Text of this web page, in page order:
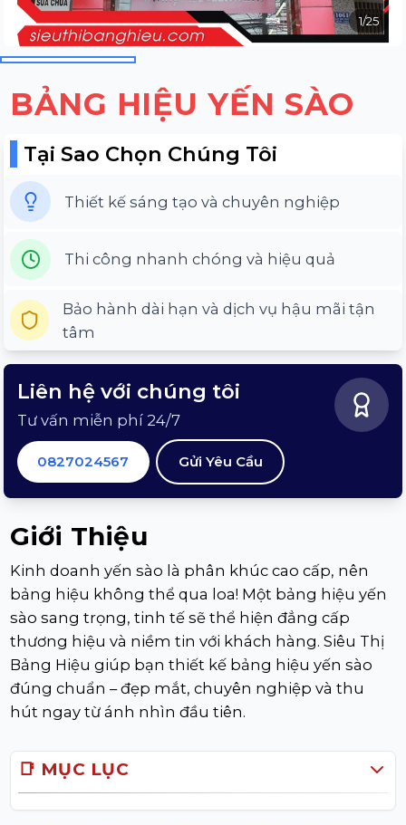
BẢNG HIỆU YẾN SÀO
Tại Sao Chọn Chúng Tôi
Thiết kế sáng tạo và chuyên nghiệp
Thi công nhanh chóng và hiệu quả
Bảo hành dài hạn và dịch vụ hậu mãi tận
tâm
Liên hệ với chúng tôi
Tư vấn miễn phí 24/7
0827024567 Gửi Yêu Cầu
1/25
Giới Thiệu
Kinh doanh yến sào là phân khúc cao cấp, nên
bảng hiệu không thể qua loa! Một bảng hiệu yến
sào sang trọng, tinh tế sẽ thể hiện đẳng cấp
thương hiệu và niềm tin với khách hàng. Siêu Thị
Bảng Hiệu giúp bạn thiết kế bảng hiệu yến sào
đúng chuẩn – đẹp mắt, chuyên nghiệp và thu
hút ngay từ ánh nhìn đầu tiên.
📑 MỤC LỤC